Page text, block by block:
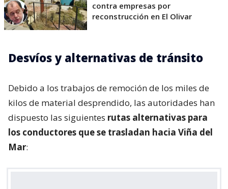
contra empresas por
reconstrucción en El Olivar
Desvíos y alternativas de tránsito
Debido a los trabajos de remoción de los miles de
kilos de material desprendido, las autoridades han
dispuesto las siguientes rutas alternativas para
los conductores que se trasladan hacia Viña del
Mar: